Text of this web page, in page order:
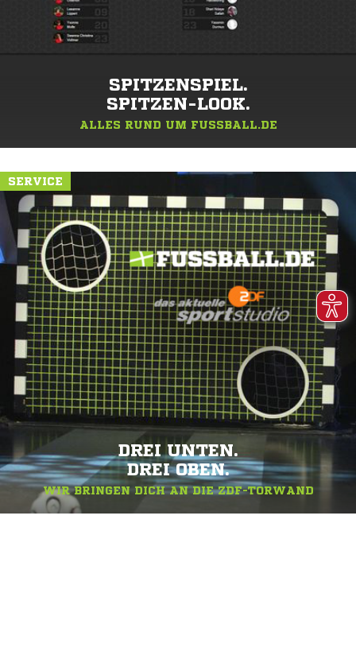
SPITZENSPIEL.
SPITZEN-LOOK.
ALLES RUND UM FUSSBALL.DE
SERVICE
DREI UNTEN.
DREI OBEN.
WIR BRINGEN DICH AN DIE ZDF-TORWAND